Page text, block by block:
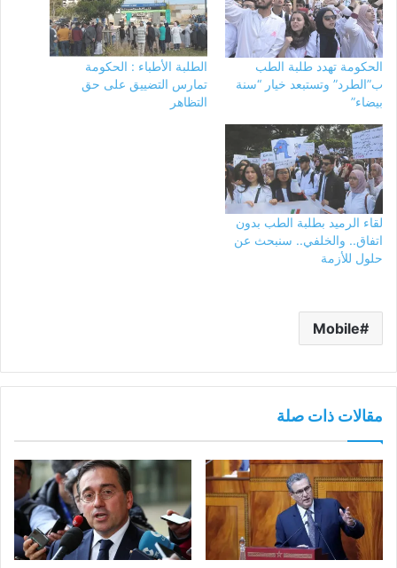
الحكومة تهدد طلبة الطب
ب”الطرد” وتستبعد خيار “سنة
بيضاء”
الطلبة الأطباء : الحكومة
تمارس التضييق على حق
التظاهر
لقاء الرميد بطلبة الطب بدون
اتفاق.. والخلفي.. سنبحث عن
حلول للأزمة
Mobile
مقالات ذات صلة